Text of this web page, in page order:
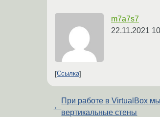
m7a7s7
22.11.2021
Ссылка
←
При работе в VirtualBox
вертикальные стены